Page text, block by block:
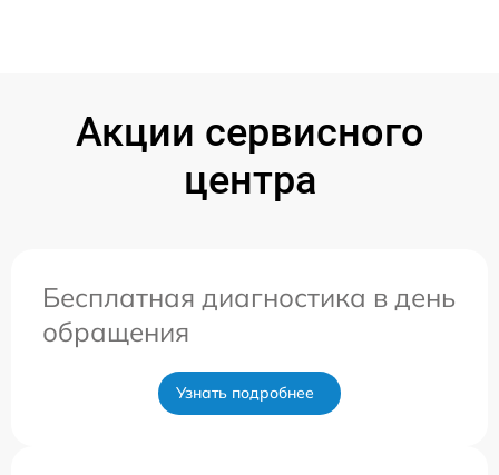
Акции сервисного
центра
Бесплатная диагностика в день
обращения
Узнать подробнее